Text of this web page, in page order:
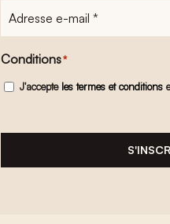
Adresse
mail
Conditions*
J'accepte les termes et conditions